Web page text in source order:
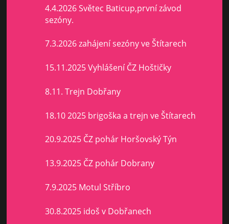
4.4.2026 Světec Baticup,první závod
sezóny.
7.3.2026 zahájení sezóny ve Štítarech
15.11.2025 Vyhlášení ČZ Hoštičky
8.11. Trejn Dobřany
18.10 2025 brigoška a trejn ve Štítarech
20.9.2025 ČZ pohár Horšovský Týn
13.9.2025 ČZ pohár Dobrany
7.9.2025 Motul Stříbro
30.8.2025 idoš v Dobřanech